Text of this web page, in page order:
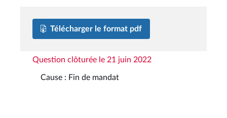
Télécharger le format pdf
Question clôturée le 21 juin 2022
Cause : Fin de mandat